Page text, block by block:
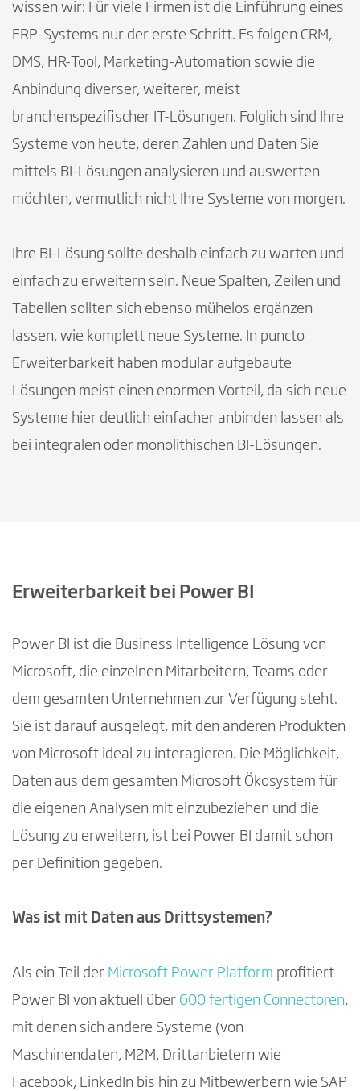
wissen wir: Für viele Firmen ist die Einführung eines
ERP-Systems nur der erste Schritt. Es folgen CRM,
DMS, HR-Tool, Marketing-Automation sowie die
Anbindung diverser, weiterer, meist
branchenspezifischer IT-Lösungen. Folglich sind Ihre
Systeme von heute, deren Zahlen und Daten Sie
mittels BI-Lösungen analysieren und auswerten
möchten, vermutlich nicht Ihre Systeme von morgen.
Ihre BI-Lösung sollte deshalb einfach zu warten und
einfach zu erweitern sein. Neue Spalten, Zeilen und
Tabellen sollten sich ebenso mühelos ergänzen
lassen, wie komplett neue Systeme. In puncto
Erweiterbarkeit haben modular aufgebaute
Lösungen meist einen enormen Vorteil, da sich neue
Systeme hier deutlich einfacher anbinden lassen als
bei integralen oder monolithischen BI-Lösungen.
Erweiterbarkeit bei Power BI
Power BI ist die Business Intelligence Lösung von
Microsoft, die einzelnen Mitarbeitern, Teams oder
dem gesamten Unternehmen zur Verfügung steht.
Sie ist darauf ausgelegt, mit den anderen Produkten
von Microsoft ideal zu interagieren. Die Möglichkeit,
Daten aus dem gesamten Microsoft Ökosystem für
die eigenen Analysen mit einzubeziehen und die
Lösung zu erweitern, ist bei Power BI damit schon
per Definition gegeben.
Was ist mit Daten aus Drittsystemen?
Als ein Teil der Microsoft Power Platform profitiert
Power BI von aktuell über 600 fertigen Connectoren,
mit denen sich andere Systeme (von
Maschinendaten, M2M, Drittanbietern wie
Facebook, LinkedIn bis hin zu Mitbewerbern wie SAP